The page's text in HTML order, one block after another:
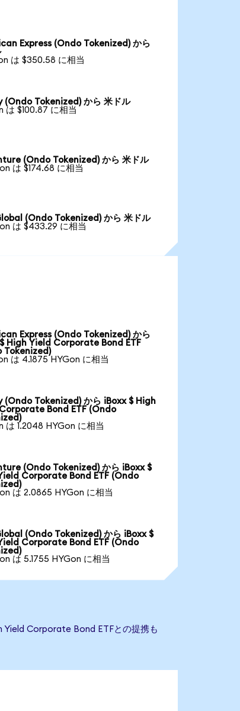
Express (Ondo Tokenized) から
は $350.58 に相当
(Ondo Tokenized) から 米ドル
は $100.87 に相当
(Ondo Tokenized) から 米ドル
は $174.68 に相当
(Ondo Tokenized) から 米ドル
は $433.29 に相当
Express (Ondo Tokenized) から
High Yield Corporate Bond ETF
Tokenized)
は 4.1875 HYGon に相当
(Ondo Tokenized) から iBoxx $ High
Bond ETF (Ondo
は 1.2048 HYGon に相当
(Ondo Tokenized) から iBoxx $
Corporate Bond ETF (Ondo
は 2.0865 HYGon に相当
(Ondo Tokenized) から iBoxx $
Corporate Bond ETF (Ondo
は 5.1755 HYGon に相当
Yield Corporate Bond ETFとの提携も